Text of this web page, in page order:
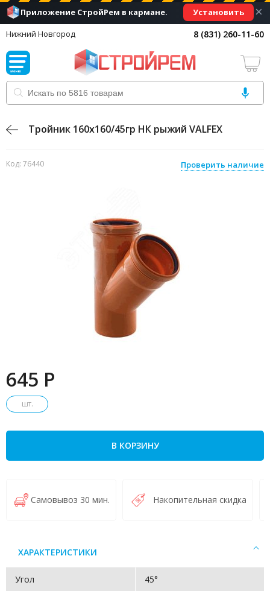
Приложение СтройРем в кармане. Установить ×
Нижний Новгород 8 (831) 260-11-60
Тройник 160х160/45гр НК рыжий VALFEX
Код: 76440 Проверить наличие
645 P
шт.
В КОРЗИНУ
Самовывоз 30 мин. Накопительная скидка
ХАРАКТЕРИСТИКИ
Угол 45°